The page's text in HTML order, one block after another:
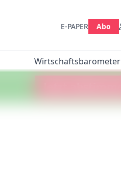
E-PAPER Abo
Wirtschaftsbarometer